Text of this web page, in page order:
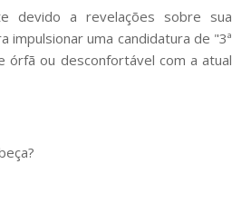
devido a revelações sobre sua
impulsionar uma candidatura de "3ª
ou desconfortável com a atual